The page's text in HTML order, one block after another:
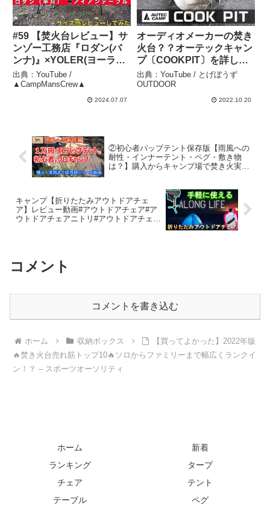
#59 【焚火台レビュー】サ
ンゾー工務店『ロダン(バ
ンナ)』×YOLER(ヨーラー)
アイアンテーブル組み合わ
せレビュー！！ –
▲CampMansCrew▲
出典：YouTube /
▲CampMansCrew▲
2024.07.07
オーディオメーカーの焚き
火台？？オーテックキャン
プ〔COOKPIT〕を詳しく
紹介 – とげぼうず
OUTDOOR
出典：YouTube / とげぼうず
OUTDOOR
2022.10.20
②初心者パップテント保存版【雨風への
耐性・インナーテント・ペグ・敷き物
は？】購入からキャンプ場で焚き火実践
キャンプ【折りたたみアウトドアチェ
ア】レビュー動画#アウトドアチェア#ア
ウトドアチェアニトリ#アウトドアチェア
コメント
コメントを書き込む
ホーム 収納ボックス
【買ってよかった】2022年版
🔥焚き火台売れ筋トップ10🔥ソロからファミリーまで幅広くランクイ
ン！？ – スポーツオーソリティ
ホーム
新着
ランキング
タープ
チェア
テント
テーブル
ペグ